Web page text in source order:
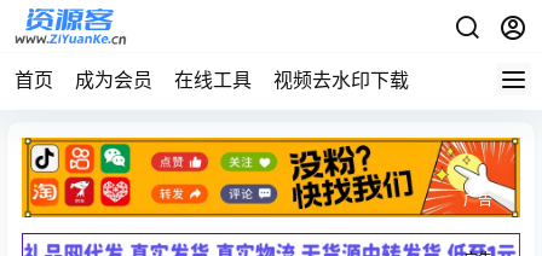
首页 成为会员 在线工具 视频去水印下载
广告